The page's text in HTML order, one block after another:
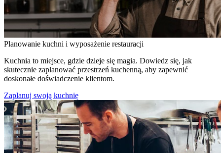
Planowanie kuchni i wyposażenie restauracji
Kuchnia to miejsce, gdzie dzieje się magia. Dowiedz się, jak
skutecznie zaplanować przestrzeń kuchenną, aby zapewnić
doskonałe doświadczenie klientom.
Zaplanuj swoją kuchnię